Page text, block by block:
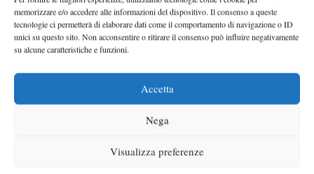
memorizzare e/o accedere alle informazioni del dispositivo. Il consenso a queste
tecnologie ci permetterà di elaborare dati come il comportamento di navigazione o ID
unici su questo sito. Non acconsentire o ritirare il consenso può influire negativamente
su alcune caratteristiche e funzioni.
Accetta
Nega
Visualizza preferenze
Nuova Porsche Panamera 2013 foto